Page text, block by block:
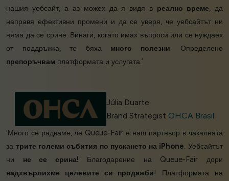
нашия уебсайт, а аз можех да я видя в реално време, да
направя ефективни промени и да се уверя, че уебсайтът ни
няма да се срине. Винаги, когато имах въпроси или се нуждаех
от поддръжка, те бяха много полезни. Определено
препоръчвам платформата и услугата.’
Júlia Duarte
Brand Strategist OHCA Brasil
‘Много се радваме, че Queue-Fair е наш партньор в чакалнята
затрите големи събития по пускането на iPhone. Уебсайтът
ни не се срина! Благодарение на Queue-Fair дори
надхвърлихме целевите си продажби! Платформата на